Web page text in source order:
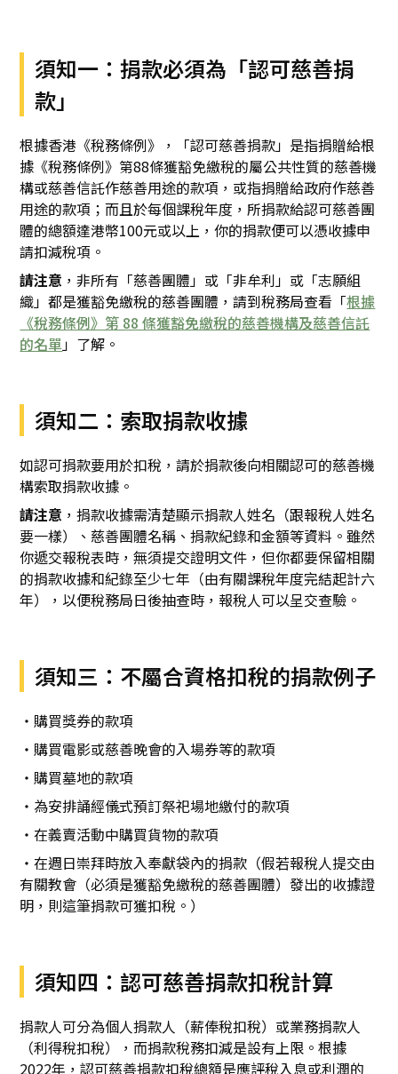
須知一：捐款必須為「認可慈善捐
款」
根據香港《稅務條例》，「認可慈善捐款」是指捐贈給根
據《稅務條例》第88條獲豁免繳稅的屬公共性質的慈善機
構或慈善信託作慈善用途的款項，或指捐贈給政府作慈善
用途的款項；而且於每個課稅年度，所捐款給認可慈善團
體的總額達港幣100元或以上，你的捐款便可以憑收據申
請扣減稅項。
請注意 ，非所有「慈善團體」或「非牟利」或「志願組
織」都是獲豁免繳稅的慈善團體，請到稅務局查看「根據
《稅務條例》第 88 條獲豁免繳稅的慈善機構及慈善信託
的名單」了解。
須知二：索取捐款收據
如認可捐款要用於扣稅，請於捐款後向相關認可的慈善機
構索取捐款收據。
請注意 ，捐款收據需清楚顯示捐款人姓名（跟報稅人姓名
要一樣）、慈善團體名稱、捐款紀錄和金額等資料。雖然
你遞交報稅表時，無須提交證明文件，但你都要保留相關
的捐款收據和紀錄至少七年（由有關課稅年度完結起計六
年），以便稅務局日後抽查時，報稅人可以呈交查驗。
須知三：不屬合資格扣稅的捐款例子
・購買獎券的款項
・購買電影或慈善晚會的入場券等的款項
・購買墓地的款項
・為安排誦經儀式預訂祭祀場地繳付的款項
・在義賣活動中購買貨物的款項
・在週日崇拜時放入奉獻袋內的捐款（假若報稅人提交由
有關教會（必須是獲豁免繳稅的慈善團體）發出的收據證
明，則這筆捐款可獲扣稅。）
須知四：認可慈善捐款扣稅計算
捐款人可分為個人捐款人（薪俸稅扣稅）或業務捐款人
（利得稅扣稅），而捐款稅務扣減是設有上限。根據
2022年，認可慈善捐款扣稅總額是應評稅入息或利潤的